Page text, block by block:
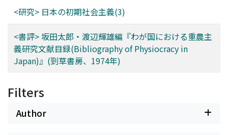
<研究> 日本の初期社会主義(3)
<書評> 坂田太郎・渡辺輝雄編『わが国における重農主
義研究文献目録(Bibliography of Physiocracy in
Japan)』(剄草書房、1974年)
Filters
Author